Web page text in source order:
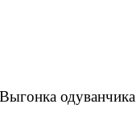
одуванчика